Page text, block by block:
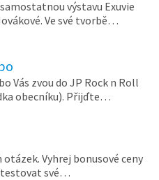
výstavu Exuvie
Ve své tvorbě…
Vás zvou do JP Rock n Roll
obecníku). Přijďte…
Vyhrej bonusové ceny
své…